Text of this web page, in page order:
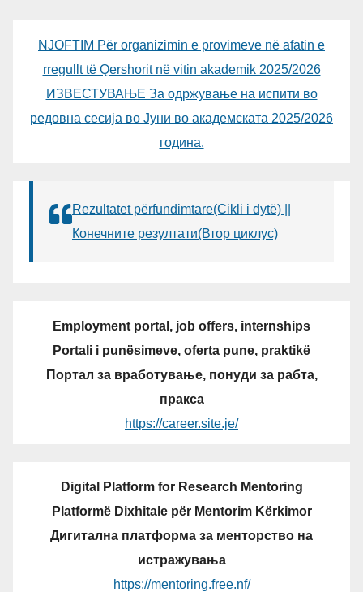
NJOFTIM Për organizimin e provimeve në afatin e
rregullt të Qershorit në vitin akademik 2025/2026
ИЗВЕСТУВАЊЕ За одржување на испити во
редовна сесија во Јуни во академската 2025/2026
година.
Rezultatet përfundimtare(Cikli i dytë) ||
Конечните резултати(Втор циклус)
Employment portal, job offers, internships
Portali i punësimeve, oferta pune, praktikë
Портал за вработување, понуди за рабта,
пракса
https://career.site.je/
Digital Platform for Research Mentoring
Platformë Dixhitale për Mentorim Kërkimor
Дигитална платформа за менторство на
истражувања
https://mentoring.free.nf/